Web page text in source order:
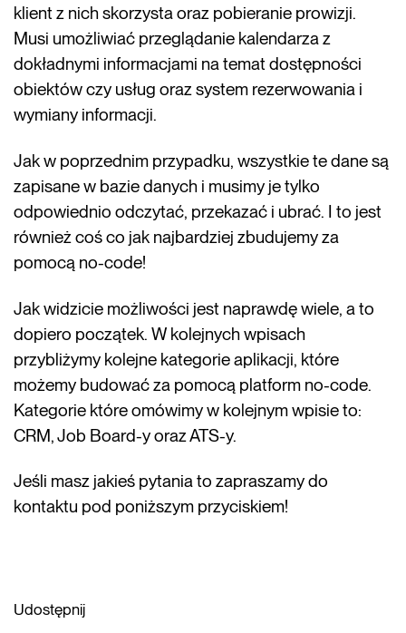
klient z nich skorzysta oraz pobieranie prowizji.
Musi umożliwiać przeglądanie kalendarza z
dokładnymi informacjami na temat dostępności
obiektów czy usług oraz system rezerwowania i
wymiany informacji.
Jak w poprzednim przypadku, wszystkie te dane są
zapisane w bazie danych i musimy je tylko
odpowiednio odczytać, przekazać i ubrać. I to jest
również coś co jak najbardziej zbudujemy za
pomocą no-code!
Jak widzicie możliwości jest naprawdę wiele, a to
dopiero początek. W kolejnych wpisach
przybliżymy kolejne kategorie aplikacji, które
możemy budować za pomocą platform no-code.
Kategorie które omówimy w kolejnym wpisie to:
CRM, Job Board-y oraz ATS-y.
Jeśli masz jakieś pytania to zapraszamy do
kontaktu pod poniższym przyciskiem!
Udostępnij